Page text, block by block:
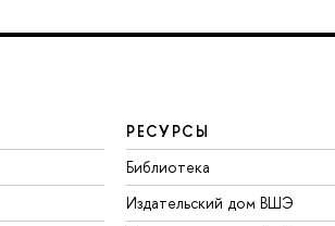
РЕСУРСЫ
Библиотека
Издательский дом ВШЭ